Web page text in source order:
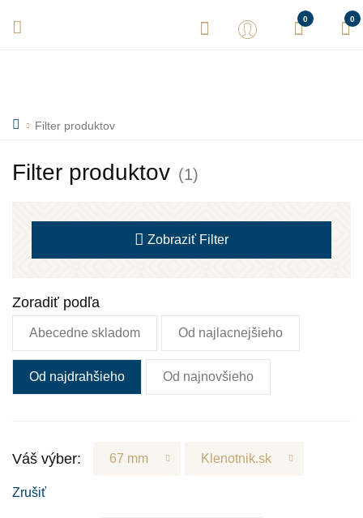
0 0
Filter produktov
Filter produktov (1)
Zobraziť Filter
Zoradiť podľa
Abecedne skladom Od najlacnejšieho
Od najdrahšieho Od najnovšieho
Váš výber: 67 mm Klenotnik.sk
Zrušiť